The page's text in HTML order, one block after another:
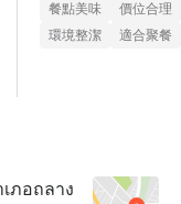
餐點美味
價位合理
環境整潔
適合聚餐
ภอถลาง